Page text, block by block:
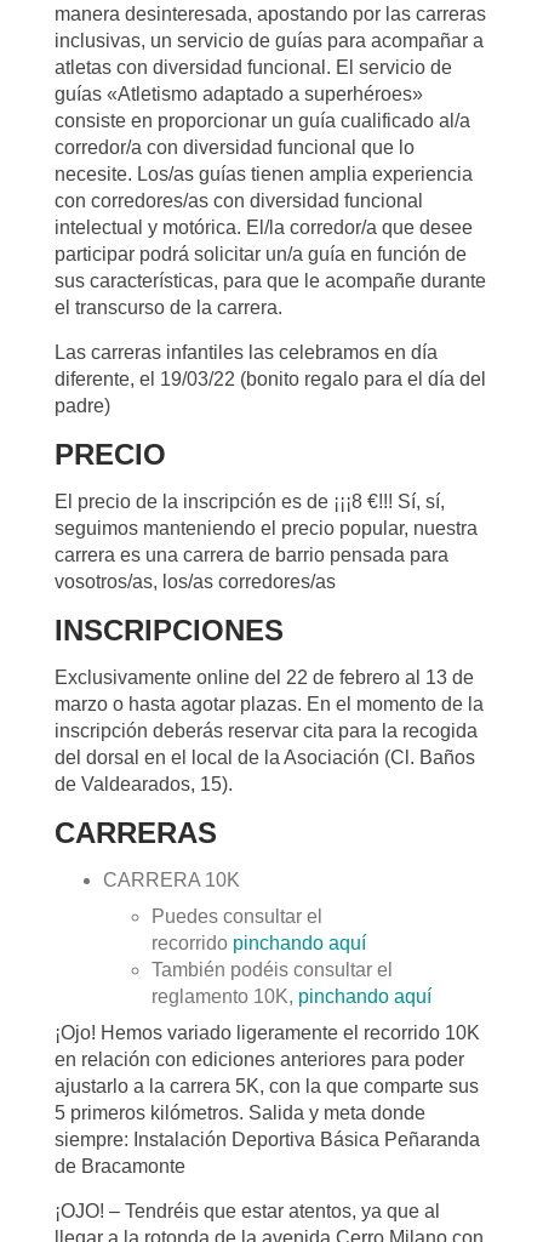
manera desinteresada, apostando por las carreras
inclusivas, un servicio de guías para acompañar a
atletas con diversidad funcional. El servicio de
guías «Atletismo adaptado a superhéroes»
consiste en proporcionar un guía cualificado al/a
corredor/a con diversidad funcional que lo
necesite. Los/as guías tienen amplia experiencia
con corredores/as con diversidad funcional
intelectual y motórica. El/la corredor/a que desee
participar podrá solicitar un/a guía en función de
sus características, para que le acompañe durante
el transcurso de la carrera.
Las carreras infantiles las celebramos en día
diferente, el 19/03/22 (bonito regalo para el día del
padre)
PRECIO
El precio de la inscripción es de ¡¡¡8 €!!! Sí, sí,
seguimos manteniendo el precio popular, nuestra
carrera es una carrera de barrio pensada para
vosotros/as, los/as corredores/as
INSCRIPCIONES
Exclusivamente online del 22 de febrero al 13 de
marzo o hasta agotar plazas. En el momento de la
inscripción deberás reservar cita para la recogida
del dorsal en el local de la Asociación (Cl. Baños
de Valdearados, 15).
CARRERAS
CARRERA 10K
Puedes consultar el
recorrido pinchando aquí
También podéis consultar el
reglamento 10K, pinchando aquí
¡Ojo! Hemos variado ligeramente el recorrido 10K
en relación con ediciones anteriores para poder
ajustarlo a la carrera 5K, con la que comparte sus
5 primeros kilómetros. Salida y meta donde
siempre: Instalación Deportiva Básica Peñaranda
de Bracamonte
¡OJO! – Tendréis que estar atentos, ya que al
llegar a la rotonda de la avenida Cerro Milano con